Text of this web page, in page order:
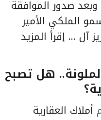
وبعد صدور الموافقة
الملكي الأمير
آل … إقرأ المزيد
هل تصبح
أملاك العقارية